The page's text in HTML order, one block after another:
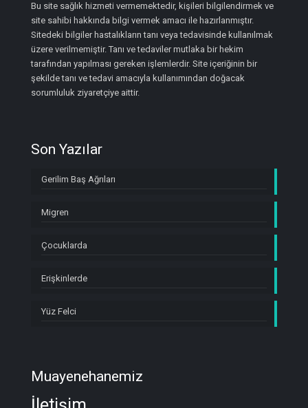
Bu site sağlık hizmeti vermemektedir, kişileri bilgilendirmek ve
site sahibi hakkında bilgi vermek amacı ile hazırlanmıştır.
Sitedeki bilgiler hastalıkların tanı veya tedavisinde kullanılmak
üzere verilmemiştir. Tanı ve tedaviler mutlaka bir hekim
tarafından yapılması gereken işlemlerdir. Site içeriğinin bir
şekilde tanı ve tedavi amacıyla kullanımından doğacak
sorumluluk ziyaretçiye aittir.
Son Yazılar
Gerilim Baş Ağrıları
Migren
Çocuklarda
Erişkinlerde
Yüz Felci
Muayenehanemiz